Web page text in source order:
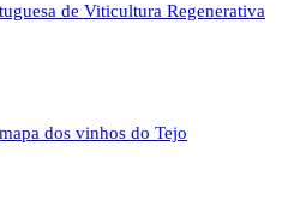
de Viticultura Regenerativa
dos vinhos do Tejo